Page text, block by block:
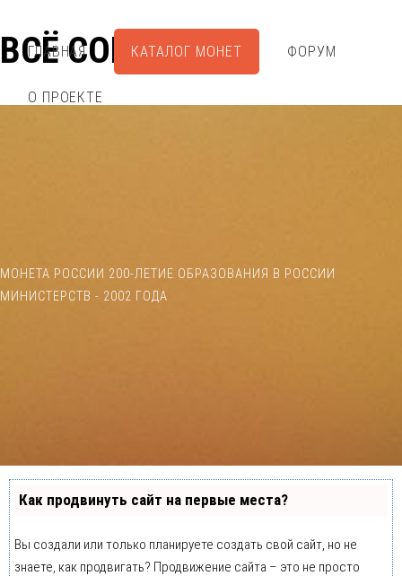
ВСЁ СОБРАЛ
ГЛАВНАЯ КАТАЛОГ МОНЕТ ФОРУМ
О ПРОЕКТЕ
МОНЕТА РОССИИ 200-ЛЕТИЕ ОБРАЗОВАНИЯ В РОССИИ
МИНИСТЕРСТВ - 2002 ГОДА
Как продвинуть сайт на первые места?
Вы создали или только планируете создать свой сайт, но не
знаете, как продвигать? Продвижение сайта – это не просто